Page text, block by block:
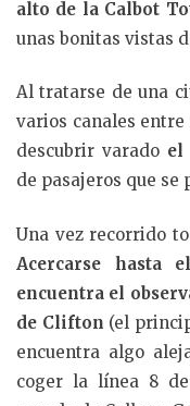
alto de la Calbot
unas bonitas vistas
Al tratarse de una
varios canales entre
descubrir varadoel
de pasajeros que
Una vez recorrido
Acercarse hasta
encuentra el
de Clifton (el
encuentra algo
coger la línea 8